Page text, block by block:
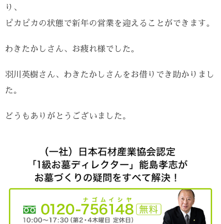
り、
ピカピカの状態で新年の営業を迎えることができます。
わきたかしさん、お疲れ様でした。
羽川英樹さん、わきたかしさんをお借りでき助かりまし
た。
どうもありがとうございました。